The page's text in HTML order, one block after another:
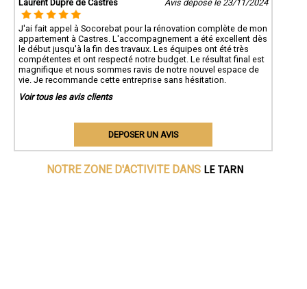
Laurent Dupré de Castres Avis déposé le 23/11/2024
J'ai fait appel à Socorebat pour la rénovation complète de mon
appartement à Castres. L'accompagnement a été excellent dès
le début jusqu'à la fin des travaux. Les équipes ont été très
compétentes et ont respecté notre budget. Le résultat final est
magnifique et nous sommes ravis de notre nouvel espace de
vie. Je recommande cette entreprise sans hésitation.
Voir tous les avis clients
DEPOSER UN AVIS
NOTRE ZONE D'ACTIVITE DANS LE TARN